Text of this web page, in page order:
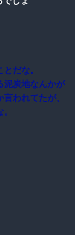
だな。
泥炭地なんかが
われてたが、